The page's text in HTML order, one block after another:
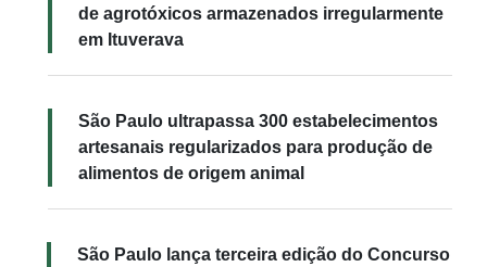
de agrotóxicos armazenados irregularmente
em Ituverava
São Paulo ultrapassa 300 estabelecimentos
artesanais regularizados para produção de
alimentos de origem animal
São Paulo lança terceira edição do Concurso